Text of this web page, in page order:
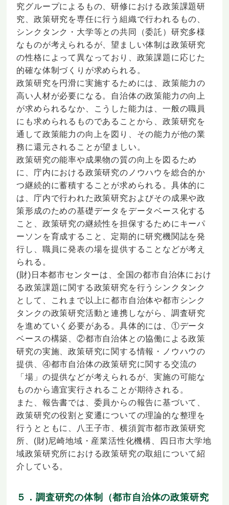
究グループによるもの、研修における政策課題研
究、政策研究を専任に行う組織で行われるもの、
シンクタンク・大学等との共同（委託）研究多様
なものが考えられるが、望ましい体制は政策研究
の性格によって異なっており、政策課題に応じた
的確な体制づくりが求められる。
政策研究を円滑に実施するためには、政策能力の
高い人材が必要になる。自治体の政策能力の向上
が求められるなか、こうした能力は、一般の職員
にも求められるものであることから、政策研究を
通して政策能力の向上を図り、その能力が他の業
務に還元されることが望ましい。
政策研究の能率や成果物の質の向上を図るため
に、庁内における政策研究のノウハウを総合的か
つ継続的に蓄積することが求められる。具体的に
は、庁内で行われた政策研究およびその成果や政
策形成のための基礎データをデータベース化する
こと、政策研究の継続性を担保するためにキーパ
ーソンを育成すること、定期的に研究機関誌を発
行し、職員に発表の場を提供することなどが考え
られる。
(財)日本都市センターは、全国の都市自治体におけ
る政策課題に関する政策研究を行うシンクタンク
として、これまで以上に都市自治体や都市シンク
タンクの政策研究活動と連携しながら、調査研究
を進めていく必要がある。具体的には、①データ
ベースの構築、②都市自治体との協働による政策
研究の実施、政策研究に関する情報・ノウハウの
提供、④都市自治体の政策研究に関する交流の
「場」の提供などが考えられるが、実施の可能な
ものから適宜実行されることが期待される。
また、報告書では、委員からの報告に基づいて、
政策研究の役割と変遷についての理論的な整理を
行うとともに、八王子市、横須賀市都市政策研究
所、(財)尼崎地域・産業活性化機構、四日市大学地
域政策研究所における政策研究の取組について紹
介している。
５．調査研究の体制（都市自治体の政策研究